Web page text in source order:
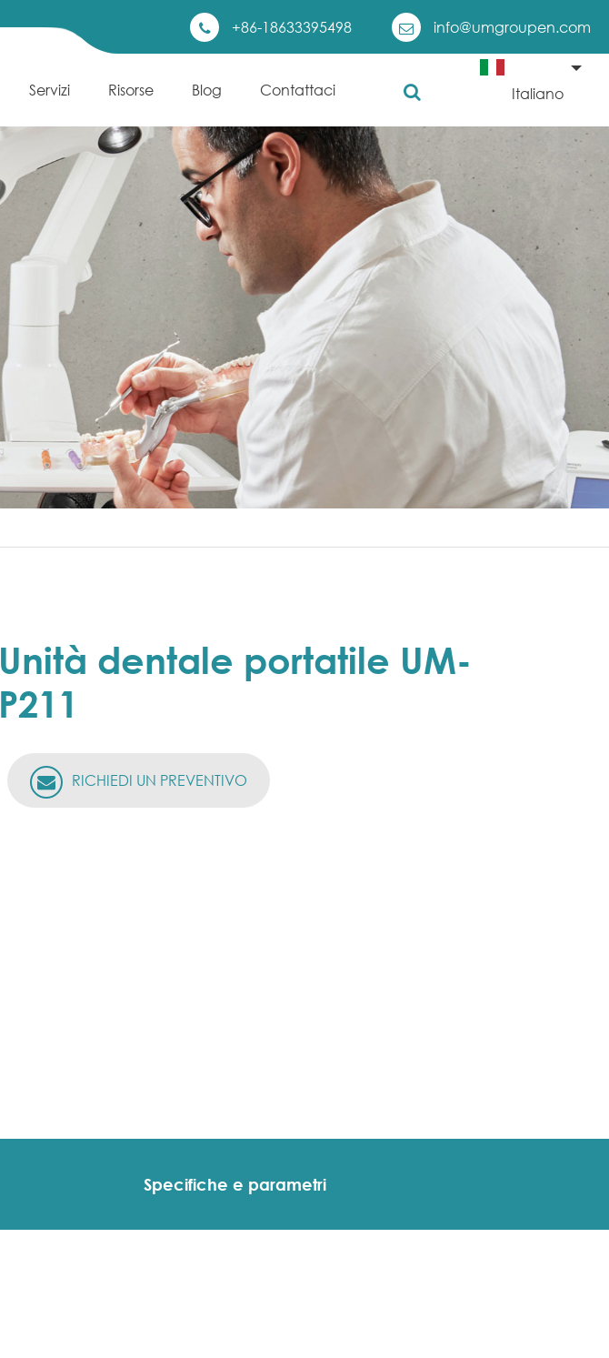
+86-18633395498 info@umgroupen.com
Italiano
Servizi Risorse Blog Contattaci
Unità dentale portatile UM-
P211
RICHIEDI UN PREVENTIVO
Specifiche e parametri